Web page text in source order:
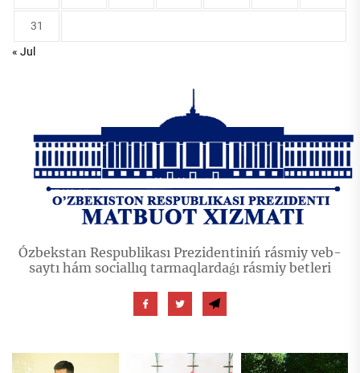
31
« Jul
Ózbekstan Respublikası Prezidentiniń rásmiy veb-
saytı hám sociallıq tarmaqlardaǵı rásmiy betleri